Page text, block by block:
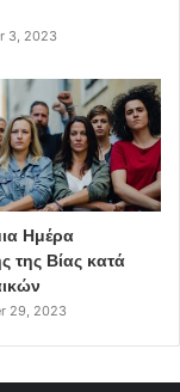
3, 2023
Ημέρα
της Βίας κατά
29, 2023